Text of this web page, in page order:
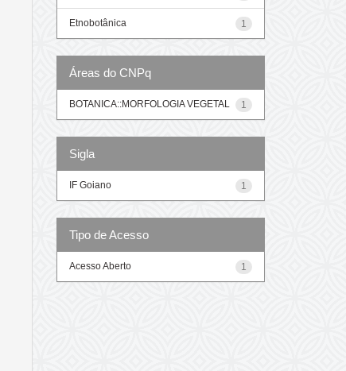
1
Etnobotânica
Áreas do CNPq
1
BOTANICA::MORFOLOGIA VEGETAL
Sigla
1
IF Goiano
Tipo de Acesso
1
Acesso Aberto